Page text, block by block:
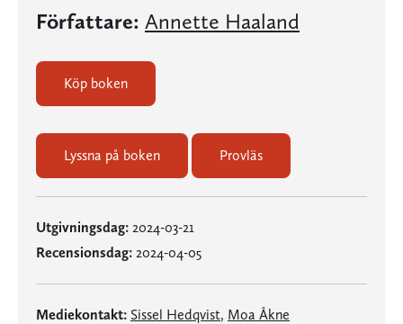
Författare: Annette Haaland
Köp boken
Lyssna på boken Provläs
Utgivningsdag: 2024-03-21
Recensionsdag: 2024-04-05
Mediekontakt: Sissel Hedqvist, Moa Åkne